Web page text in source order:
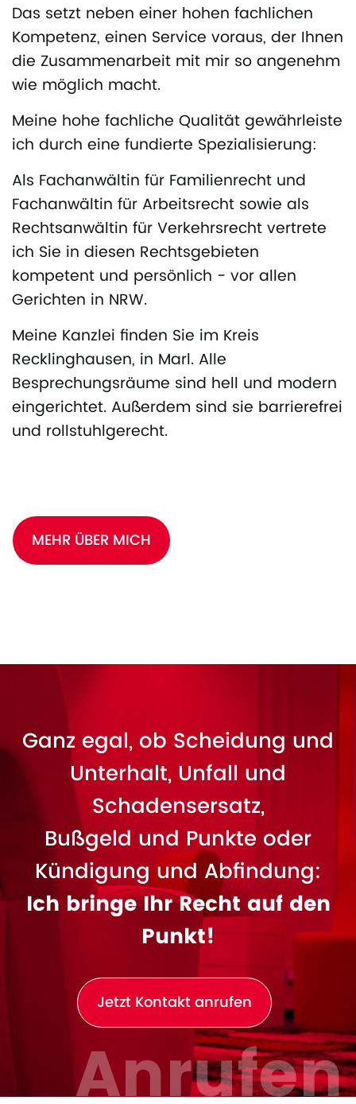
Das setzt neben einer hohen fachlichen
Kompetenz, einen Service voraus, der Ihnen
die Zusammenarbeit mit mir so angenehm
wie möglich macht.
Meine hohe fachliche Qualität gewährleiste
ich durch eine fundierte Spezialisierung:
Als Fachanwältin für Familienrecht und
Fachanwältin für Arbeitsrecht sowie als
Rechtsanwältin für Verkehrsrecht vertrete
ich Sie in diesen Rechtsgebieten
kompetent und persönlich - vor allen
Gerichten in NRW.
Meine Kanzlei finden Sie im Kreis
Recklinghausen, in Marl. Alle
Besprechungsräume sind hell und modern
eingerichtet. Außerdem sind sie barrierefrei
und rollstuhlgerecht.
MEHR ÜBER MICH
Ganz egal, ob Scheidung und
Unterhalt, Unfall und
Schadensersatz,
Bußgeld und Punkte oder
Kündigung und Abfindung:
Ich bringe Ihr Recht auf den
Punkt!
Jetzt Kontakt anrufen
Anrufen